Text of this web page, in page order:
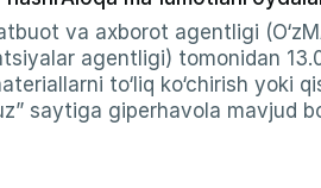
va axborot agentligi
agentligi) tomonidan
to‘liq ko‘chirish
saytiga giperhavola mavjud